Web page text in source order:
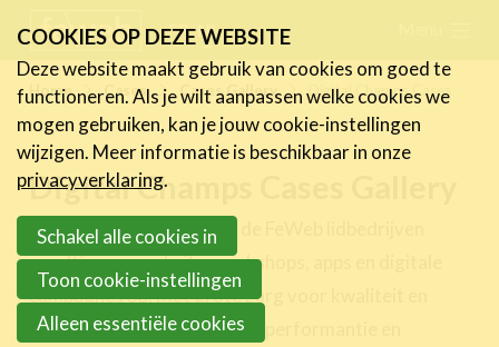
links
Jump
to
navigation
to
main
content
FR NL
Home Cases Cases Gallery Digital Champs Cases
Digital Champs Cases Gallery
Elke dag opnieuw leveren de FeWeb lidbedrijven
pareltjes van websites, webshops, apps en digitale
campagnes op. Met grote zorg voor kwaliteit en
deontologie, maar ook voor performantie en
Nieuws
Activiteiten
Expertise
Toolbox
Bedrijvenzoeker
COOKIES OP DEZE WEBSITE
Deze website maakt gebruik van cookies om goed te
functioneren. Als je wilt aanpassen welke cookies we
mogen gebruiken, kan je jouw cookie-instellingen
wijzigen. Meer informatie is beschikbaar in onze
privacyverklaring.
Schakel alle cookies in
Toon cookie-instellingen
Alleen essentiële cookies